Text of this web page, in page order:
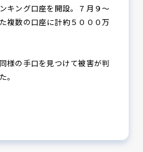
会について
キング口座を開設。７月９～
複数の口座に計約５０００万
様の手口を見つけて被害が判
。